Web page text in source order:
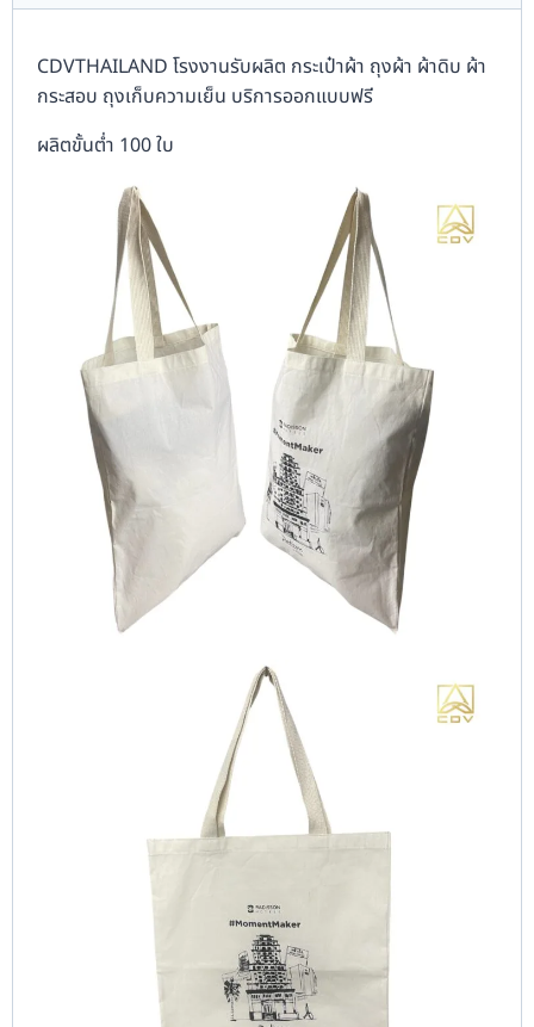
CDVTHAILAND โรงงานรับผลิต กระเป๋าผ้า ถุงผ้า ผ้าดิบ ผ้า
กระสอบ ถุงเก็บความเย็น บริการออกแบบฟรี
ผลิตขั้นต่ำ 100 ใบ